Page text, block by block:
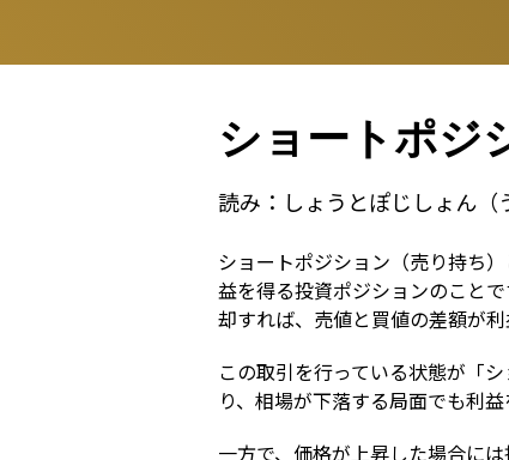
ショートポジ
読み： しょうとぽじしょん（
ショートポジション（売り持ち
益を得る投資ポジションのこと
却すれば、売値と買値の差額が利
この取引を行っている状態が「
り、相場が下落する局面でも利
一方で、価格が上昇した場合に